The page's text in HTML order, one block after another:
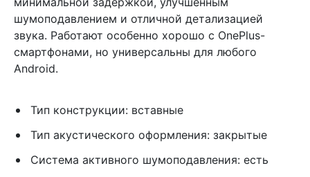
шумоподавлением и отличной детализацией
звука. Работают особенно хорошо с OnePlus-
смартфонами, но универсальны для любого
Android.
Тип конструкции: вставные
Тип акустического оформления: закрытые
Система активного шумоподавления: есть